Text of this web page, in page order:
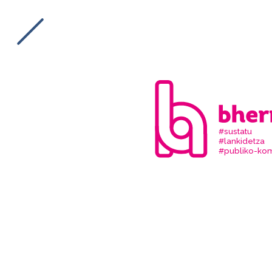
#sustatu
#lankidetza
#publiko-